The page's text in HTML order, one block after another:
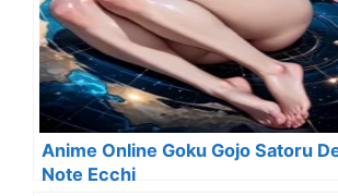
Anime Online Goku Gojo Satoru
Note Ecchi